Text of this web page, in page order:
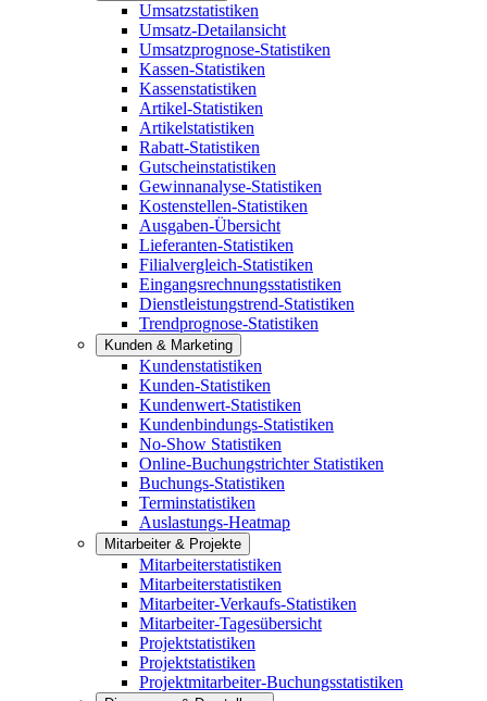
Umsatzstatistiken
Umsatz-Detailansicht
Umsatzprognose-Statistiken
Kassen-Statistiken
Kassenstatistiken
Artikel-Statistiken
Artikelstatistiken
Rabatt-Statistiken
Gutscheinstatistiken
Gewinnanalyse-Statistiken
Kostenstellen-Statistiken
Ausgaben-Übersicht
Lieferanten-Statistiken
Filialvergleich-Statistiken
Eingangsrechnungsstatistiken
Dienstleistungstrend-Statistiken
Trendprognose-Statistiken
Kunden & Marketing
Kundenstatistiken
Kunden-Statistiken
Kundenwert-Statistiken
Kundenbindungs-Statistiken
No-Show Statistiken
Online-Buchungstrichter Statistiken
Buchungs-Statistiken
Terminstatistiken
Auslastungs-Heatmap
Mitarbeiter & Projekte
Mitarbeiterstatistiken
Mitarbeiterstatistiken
Mitarbeiter-Verkaufs-Statistiken
Mitarbeiter-Tagesübersicht
Projektstatistiken
Projektstatistiken
Projektmitarbeiter-Buchungsstatistiken